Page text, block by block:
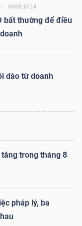
06/08 14:14
bất thường để điều
dào từ doanh
trong tháng 8
pháp lý, ba